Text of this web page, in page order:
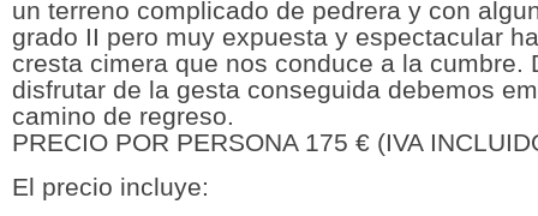
un terreno complicado de pedrera y con
grado II pero muy expuesta y espectacular
cresta cimera que nos conduce a la cumbre.
disfrutar de la gesta conseguida debemos
camino de regreso.
PRECIO POR PERSONA 175 € (IVA
El precio incluye: